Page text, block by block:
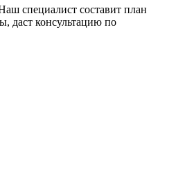
специалист составит план
даст консультацию по